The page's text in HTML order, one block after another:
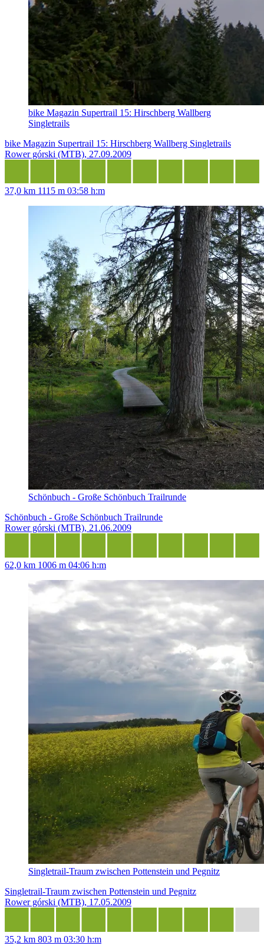
bike Magazin Supertrail 15: Hirschberg Wallberg
Singletrails
bike Magazin Supertrail 15: Hirschberg Wallberg Singletrails
Rower górski (MTB), 27.09.2009
37,0 km 1115 m 03:58 h:m
Schönbuch - Große Schönbuch Trailrunde
Schönbuch - Große Schönbuch Trailrunde
Rower górski (MTB), 21.06.2009
62,0 km 1006 m 04:06 h:m
Singletrail-Traum zwischen Pottenstein und Pegnitz
Singletrail-Traum zwischen Pottenstein und Pegnitz
Rower górski (MTB), 17.05.2009
35,2 km 803 m 03:30 h:m